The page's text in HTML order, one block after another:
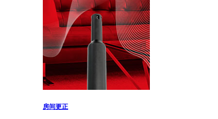
房间更正